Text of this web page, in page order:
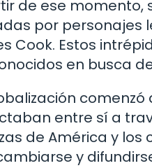
de ese momento,
por personajes
Cook. Estos
en busca
entre sí a
de América y
y